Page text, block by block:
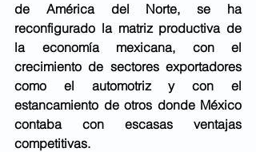
de América del Norte, se ha
reconfigurado la matriz productiva de
la economía mexicana, con el
crecimiento de sectores exportadores
como el automotriz y con el
estancamiento de otros donde México
contaba con escasas ventajas
competitivas.